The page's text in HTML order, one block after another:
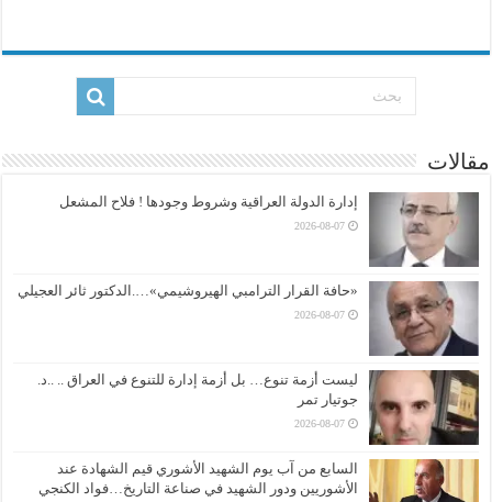
مقالات
إدارة الدولة العراقية وشروط وجودها ! فلاح المشعل
2026-08-07
«حافة القرار الترامبي الهيروشيمي»….الدكتور ثائر العجيلي
2026-08-07
ليست أزمة تنوع… بل أزمة إدارة للتنوع في العراق .. ..د.
جوتيار تمر
2026-08-07
السابع من آب يوم الشهيد الأشوري قيم الشهادة عند
الأشوريين ودور الشهيد في صناعة التاريخ…فواد الكنجي